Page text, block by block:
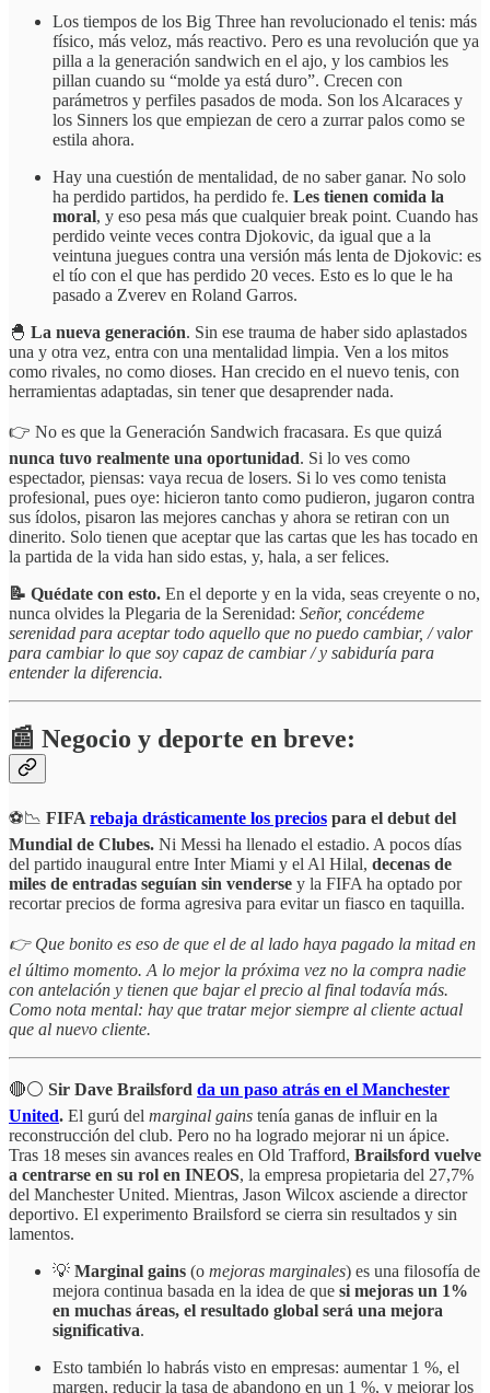
Los tiempos de los Big Three han revolucionado el tenis: más
físico, más veloz, más reactivo. Pero es una revolución que ya
pilla a la generación sandwich en el ajo, y los cambios les
pillan cuando su “molde ya está duro”. Crecen con
parámetros y perfiles pasados de moda. Son los Alcaraces y
los Sinners los que empiezan de cero a zurrar palos como se
estila ahora.
Hay una cuestión de mentalidad, de no saber ganar. No solo
ha perdido partidos, ha perdido fe. Les tienen comida la
moral, y eso pesa más que cualquier break point. Cuando has
perdido veinte veces contra Djokovic, da igual que a la
veintuna juegues contra una versión más lenta de Djokovic: es
el tío con el que has perdido 20 veces. Esto es lo que le ha
pasado a Zverev en Roland Garros.
🐣 La nueva generación. Sin ese trauma de haber sido aplastados
una y otra vez, entra con una mentalidad limpia. Ven a los mitos
como rivales, no como dioses. Han crecido en el nuevo tenis, con
herramientas adaptadas, sin tener que desaprender nada.
👉 No es que la Generación Sandwich fracasara. Es que quizá
nunca tuvo realmente una oportunidad. Si lo ves como
espectador, piensas: vaya recua de losers. Si lo ves como tenista
profesional, pues oye: hicieron tanto como pudieron, jugaron contra
sus ídolos, pisaron las mejores canchas y ahora se retiran con un
dinerito. Solo tienen que aceptar que las cartas que les has tocado en
la partida de la vida han sido estas, y, hala, a ser felices.
📝 Quédate con esto. En el deporte y en la vida, seas creyente o no,
nunca olvides la Plegaria de la Serenidad: Señor, concédeme
serenidad para aceptar todo aquello que no puedo cambiar, / valor
para cambiar lo que soy capaz de cambiar / y sabiduría para
entender la diferencia.
📰 Negocio y deporte en breve:
⚽📉 FIFA rebaja drásticamente los precios para el debut del
Mundial de Clubes. Ni Messi ha llenado el estadio. A pocos días
del partido inaugural entre Inter Miami y el Al Hilal, decenas de
miles de entradas seguían sin venderse y la FIFA ha optado por
recortar precios de forma agresiva para evitar un fiasco en taquilla.
👉 Que bonito es eso de que el de al lado haya pagado la mitad en
el último momento. A lo mejor la próxima vez no la compra nadie
con antelación y tienen que bajar el precio al final todavía más.
Como nota mental: hay que tratar mejor siempre al cliente actual
que al nuevo cliente.
🔴⚪️ Sir Dave Brailsford da un paso atrás en el Manchester
United. El gurú del marginal gains tenía ganas de influir en la
reconstrucción del club. Pero no ha logrado mejorar ni un ápice.
Tras 18 meses sin avances reales en Old Trafford, Brailsford vuelve
a centrarse en su rol en INEOS, la empresa propietaria del 27,7%
del Manchester United. Mientras, Jason Wilcox asciende a director
deportivo. El experimento Brailsford se cierra sin resultados y sin
lamentos.
💡 Marginal gains (o mejoras marginales) es una filosofía de
mejora continua basada en la idea de que si mejoras un 1%
en muchas áreas, el resultado global será una mejora
significativa.
Esto también lo habrás visto en empresas: aumentar 1 %, el
margen, reducir la tasa de abandono en un 1 %, y mejorar los